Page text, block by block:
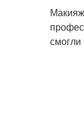
смогли